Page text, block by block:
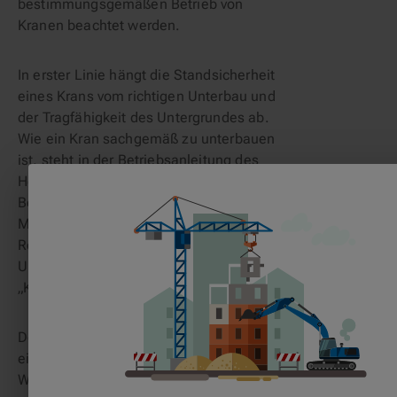
bestimmungsgemäßen Betrieb von
Kranen beachtet werden.
In erster Linie hängt die Standsicherheit
eines Krans vom richtigen Unterbau und
der Tragfähigkeit des Untergrundes ab.
Wie ein Kran sachgemäß zu unterbauen
ist, steht in der Betriebsanleitung des
Herstellers. Wichtige
Betriebsvorschriften, beispielsweise die
Maßnahmen bei Wind, finden sich in
Regelwerken wie der
Unfallverhütungsvorschrift (UVV)
„Krane“.
Der Kraneinsatz im Freien ist
einzustellen, sobald die
Wetterbedingungen derart schlecht